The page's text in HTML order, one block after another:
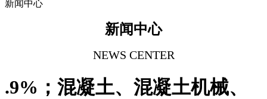
新闻中心
新闻中心
NEWS CENTER
.9%；混凝土、混凝土机械、